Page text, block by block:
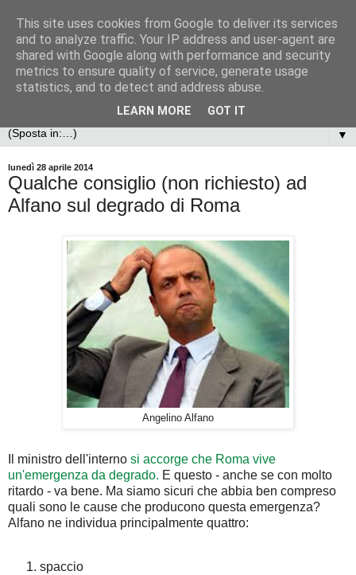
▼
lunedì 28 aprile 2014
Qualche consiglio (non richiesto) ad
Alfano sul degrado di Roma
Angelino Alfano
Il ministro dell'interno si accorge che Roma vive
un'emergenza da degrado. E questo - anche se con molto
ritardo - va bene. Ma siamo sicuri che abbia ben compreso
quali sono le cause che producono questa emergenza?
Alfano ne individua principalmente quattro:
spaccio
This site uses cookies from Google to deliver its services
and to analyze traffic. Your IP address and user-agent are
shared with Google along with performance and security
metrics to ensure quality of service, generate usage
statistics, and to detect and address abuse.
LEARN MORE GOT IT